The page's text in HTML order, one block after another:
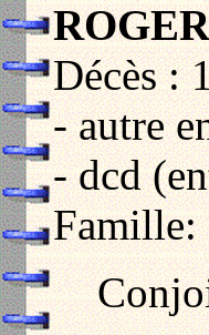
Décès :
- autre
- dcd
Famille: